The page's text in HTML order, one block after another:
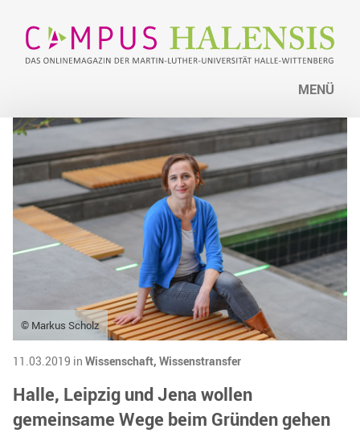
MENÜ
© Markus Scholz
11.03.2019 in Wissenschaft, Wissenstransfer
Halle, Leipzig und Jena wollen
gemeinsame Wege beim Gründen gehen